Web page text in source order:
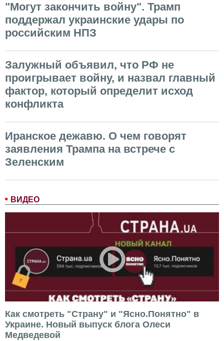
ВИДЕО
Как смотреть "Страну" и "Ясно.Понятно" в
Украине. Новый выпуск блога Олеси
Медведевой
"Могут закончить войну". Трамп
поддержал украинские удары по
российским НПЗ
Залужный объявил, что РФ не
проигрывает войну, и назвал главный
фактор, который определит исход
конфликта
Иранское дежавю. О чем говорят
заявления Трампа на встрече с
Зеленским